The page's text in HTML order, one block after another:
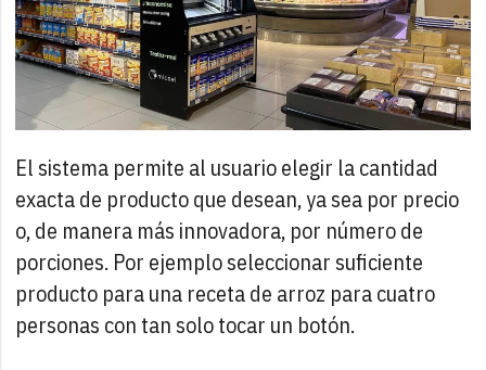
El sistema permite al usuario elegir la cantidad
exacta de producto que desean, ya sea por precio
o, de manera más innovadora, por número de
porciones. Por ejemplo seleccionar suficiente
producto para una receta de arroz para cuatro
personas con tan solo tocar un botón.